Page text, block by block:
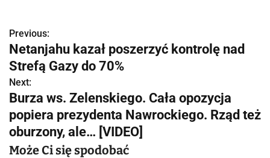
N
a
w
i
g
a
Previous:
Netanjahu kazał poszerzyć kontrolę nad
Strefą Gazy do 70%
Next:
Burza ws. Zelenskiego. Cała opozycja
popiera prezydenta Nawrockiego. Rząd też
oburzony, ale… [VIDEO]
Może Ci się spodobać